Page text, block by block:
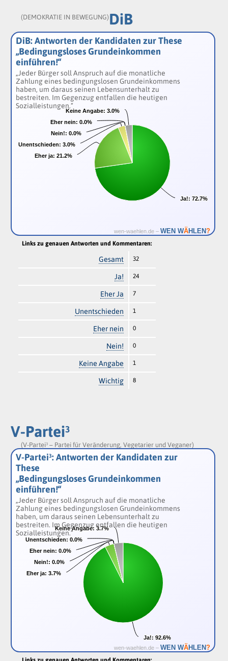
DiB
(DEMOKRATIE IN BEWEGUNG)
Ja!: 72.7%
Ja!: 72.7%
Eher ja: 21.2%
Eher ja: 21.2%
Unentschieden: 3.0%
Unentschieden: 3.0%
Eher nein: 0.0%
Eher nein: 0.0%
Nein!: 0.0%
Nein!: 0.0%
Keine Angabe: 3.0%
Keine Angabe: 3.0%
wen-waehlen.de – WEN WÄHLEN?
DiB: Antworten der Kandidaten zur These
„Bedingungsloses Grundeinkommen
einführen!“
„Jeder Bürger soll Anspruch auf die monatliche
Zahlung eines bedingungslosen Grundeinkommens
haben, um daraus seinen Lebensunterhalt zu
bestreiten. Im Gegenzug entfallen die heutigen
Sozialleistungen.“
Links zu genauen Antworten und Kommentaren:
Gesamt 32
Ja! 24
Eher Ja 7
Unentschieden 1
Eher nein 0
Nein! 0
Keine Angabe 1
Wichtig 8
V-Partei³
(V-Partei³ – Partei für Veränderung, Vegetarier und Veganer)
Ja!: 92.6%
Ja!: 92.6%
Eher ja: 3.7%
Eher ja: 3.7%
Unentschieden: 0.0%
Unentschieden: 0.0%
Eher nein: 0.0%
Eher nein: 0.0%
Nein!: 0.0%
Nein!: 0.0%
Keine Angabe: 3.7%
Keine Angabe: 3.7%
wen-waehlen.de – WEN WÄHLEN?
V-Partei³: Antworten der Kandidaten zur
These
„Bedingungsloses Grundeinkommen
einführen!“
„Jeder Bürger soll Anspruch auf die monatliche
Zahlung eines bedingungslosen Grundeinkommens
haben, um daraus seinen Lebensunterhalt zu
bestreiten. Im Gegenzug entfallen die heutigen
Sozialleistungen.“